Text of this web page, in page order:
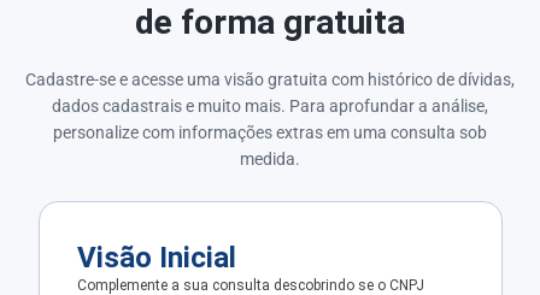
de forma gratuita
Cadastre-se e acesse uma visão gratuita com histórico de dívidas,
dados cadastrais e muito mais. Para aprofundar a análise,
personalize com informações extras em uma consulta sob
medida.
Visão Inicial
Complemente a sua consulta descobrindo se o CNPJ